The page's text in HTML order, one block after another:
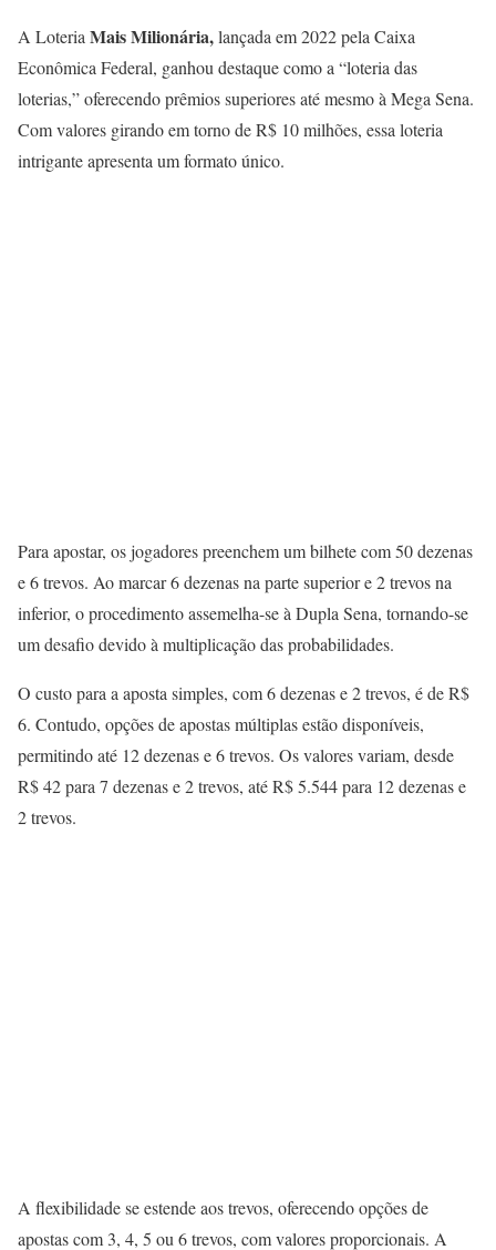
A Loteria Mais Milionária,lançada em 2022 pela Caixa
Econômica Federal, ganhou destaque como a “loteria das
loterias,” oferecendo prêmios superiores até mesmo à Mega Sena.
Com valores girando em torno de R$ 10 milhões, essa loteria
intrigante apresenta um formato único.
Para apostar, os jogadores preenchem um bilhete com 50 dezenas
e 6 trevos. Ao marcar 6 dezenas na parte superior e 2 trevos na
inferior, o procedimento assemelha-se à Dupla Sena, tornando-se
um desafio devido à multiplicação das probabilidades.
O custo para a aposta simples, com 6 dezenas e 2 trevos, é de R$
6. Contudo, opções de apostas múltiplas estão disponíveis,
permitindo até 12 dezenas e 6 trevos. Os valores variam, desde
R$ 42 para 7 dezenas e 2 trevos, até R$ 5.544 para 12 dezenas e
2 trevos.
A flexibilidade se estende aos trevos, oferecendo opções de
apostas com 3, 4, 5 ou 6 trevos, com valores proporcionais. A